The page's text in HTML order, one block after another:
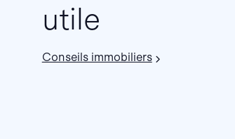
utile
Conseils immobiliers